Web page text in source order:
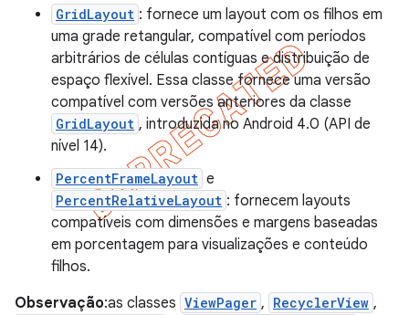
GridLayout : fornece um layout com os filhos em
uma grade retangular, compatível com períodos
arbitrários de células contíguas e distribuição de
espaço flexível. Essa classe fornece uma versão
compatível com versões anteriores da classe
GridLayout , introduzida no Android 4.0 (API de
nível 14).
PercentFrameLayout e
PercentRelativeLayout : fornecem layouts
compatíveis com dimensões e margens baseadas
em porcentagem para visualizações e conteúdo
filhos.
Observação:as classes ViewPager , RecyclerView ,